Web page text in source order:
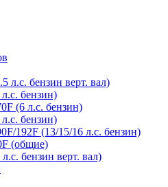
л.с. бензин верт. вал)
бензин)
(6 л.с. бензин)
бензин)
192F (13/15/16 л.с. бензин)
(общие)
бензин верт. вал)